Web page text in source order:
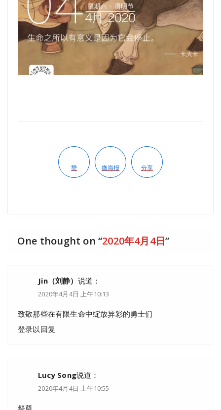
赞 微海报 分享
One thought on “2020年4月4日”
Jin（刘静） 说道：
2020年4月4日 上午10:13
致敬那些在有限生命中绽放异彩的勇士们
登录以回复
Lucy Song说道：
2020年4月4日 上午10:55
祭奠